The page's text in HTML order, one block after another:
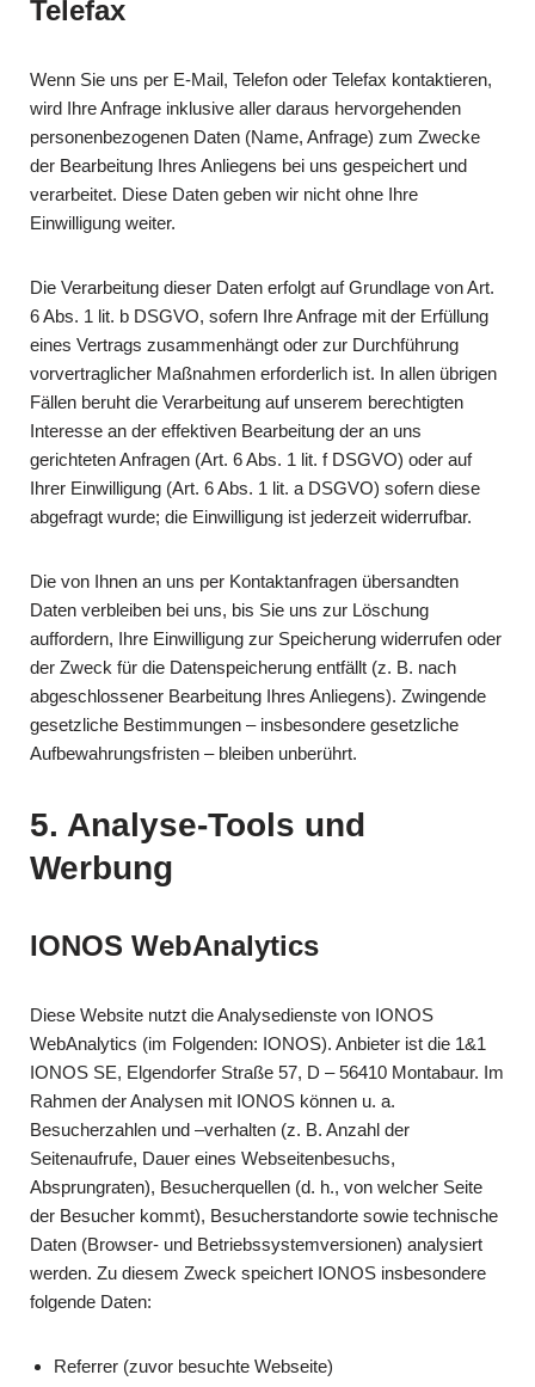
Telefax
Wenn Sie uns per E-Mail, Telefon oder Telefax kontaktieren,
wird Ihre Anfrage inklusive aller daraus hervorgehenden
personenbezogenen Daten (Name, Anfrage) zum Zwecke
der Bearbeitung Ihres Anliegens bei uns gespeichert und
verarbeitet. Diese Daten geben wir nicht ohne Ihre
Einwilligung weiter.
Die Verarbeitung dieser Daten erfolgt auf Grundlage von Art.
6 Abs. 1 lit. b DSGVO, sofern Ihre Anfrage mit der Erfüllung
eines Vertrags zusammenhängt oder zur Durchführung
vorvertraglicher Maßnahmen erforderlich ist. In allen übrigen
Fällen beruht die Verarbeitung auf unserem berechtigten
Interesse an der effektiven Bearbeitung der an uns
gerichteten Anfragen (Art. 6 Abs. 1 lit. f DSGVO) oder auf
Ihrer Einwilligung (Art. 6 Abs. 1 lit. a DSGVO) sofern diese
abgefragt wurde; die Einwilligung ist jederzeit widerrufbar.
Die von Ihnen an uns per Kontaktanfragen übersandten
Daten verbleiben bei uns, bis Sie uns zur Löschung
auffordern, Ihre Einwilligung zur Speicherung widerrufen oder
der Zweck für die Datenspeicherung entfällt (z. B. nach
abgeschlossener Bearbeitung Ihres Anliegens). Zwingende
gesetzliche Bestimmungen – insbesondere gesetzliche
Aufbewahrungsfristen – bleiben unberührt.
5. Analyse-Tools und
Werbung
IONOS WebAnalytics
Diese Website nutzt die Analysedienste von IONOS
WebAnalytics (im Folgenden: IONOS). Anbieter ist die 1&1
IONOS SE, Elgendorfer Straße 57, D – 56410 Montabaur. Im
Rahmen der Analysen mit IONOS können u. a.
Besucherzahlen und –verhalten (z. B. Anzahl der
Seitenaufrufe, Dauer eines Webseitenbesuchs,
Absprungraten), Besucherquellen (d. h., von welcher Seite
der Besucher kommt), Besucherstandorte sowie technische
Daten (Browser- und Betriebssystemversionen) analysiert
werden. Zu diesem Zweck speichert IONOS insbesondere
folgende Daten:
Referrer (zuvor besuchte Webseite)